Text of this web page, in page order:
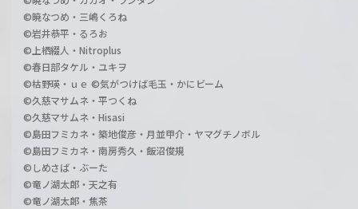
©暁なつめ・三嶋くろね
©岩井恭平・るろお
©上栖綴人・Nitroplus
©春日部タケル・ユキヲ
©枯野瑛・ｕｅ ©気がつけば毛玉・かにビーム
©久慈マサムネ・平つくね
©久慈マサムネ・Hisasi
©島田フミカネ・築地俊彦・月並甲介・ヤマグチノボル
©島田フミカネ・南房秀久・飯沼俊規
©しめさば・ぶーた
©竜ノ湖太郎・天之有
©竜ノ湖太郎・焦茶